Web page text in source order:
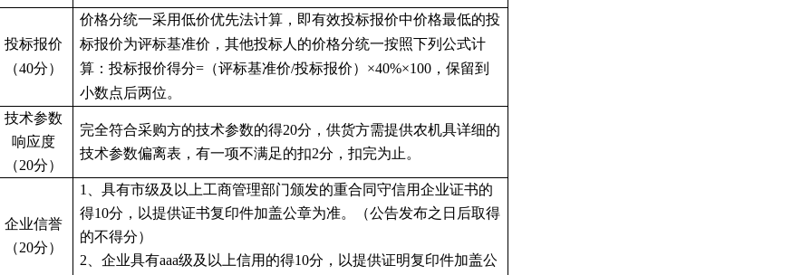
投标报价
（40分）
价格分统一采用低价优先法计算，即有效投标报价中价格最低的投
标报价为评标基准价，其他投标人的价格分统一按照下列公式计
算：投标报价得分=（评标基准价/投标报价）×40%×100，保留到
小数点后两位。
技术参数
响应度
（20分）
完全符合采购方的技术参数的得20分，供货方需提供农机具详细的
技术参数偏离表，有一项不满足的扣2分，扣完为止。
企业信誉
（20分）
1、具有市级及以上工商管理部门颁发的重合同守信用企业证书的
得10分，以提供证书复印件加盖公章为准。（公告发布之日后取得
的不得分）
2、企业具有aaa级及以上信用的得10分，以提供证明复印件加盖公